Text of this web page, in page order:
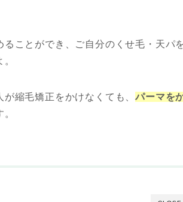
ことができ、ご自分のくせ毛・天パ
が縮毛矯正をかけなくても、パーマを